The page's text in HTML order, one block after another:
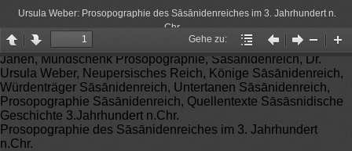
Ursula Weber: Prosopographie des Sāsānidenreiches im 3. Jahrhundert n.
Chr.
Page
up
Page
down
Zoom
Out
Gehe zu:
Gehe
zu:
Vorheriger
Artikel
Nächster
Artikel
J̌ahēn, Mundschenk Prosopographie, Sāsānidenreich, Dr.
Ursula Weber, Neupersisches Reich, Könige Sāsānidenreich,
Würdenträger Sāsānidenreich, Untertanen Sāsānidenreich,
Prosopographie Sāsānidenreich, Quellentexte Sāsāsnidische
Geschichte 3.Jahrhundert n.Chr.
Prosopographie des Sāsānidenreiches im 3. Jahrhundert
n.Chr.